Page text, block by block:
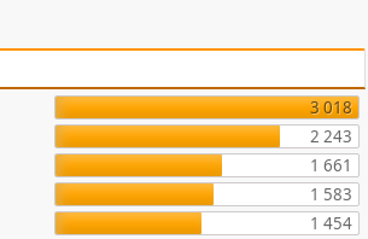
3 018
2 243
1 661
1 583
1 454